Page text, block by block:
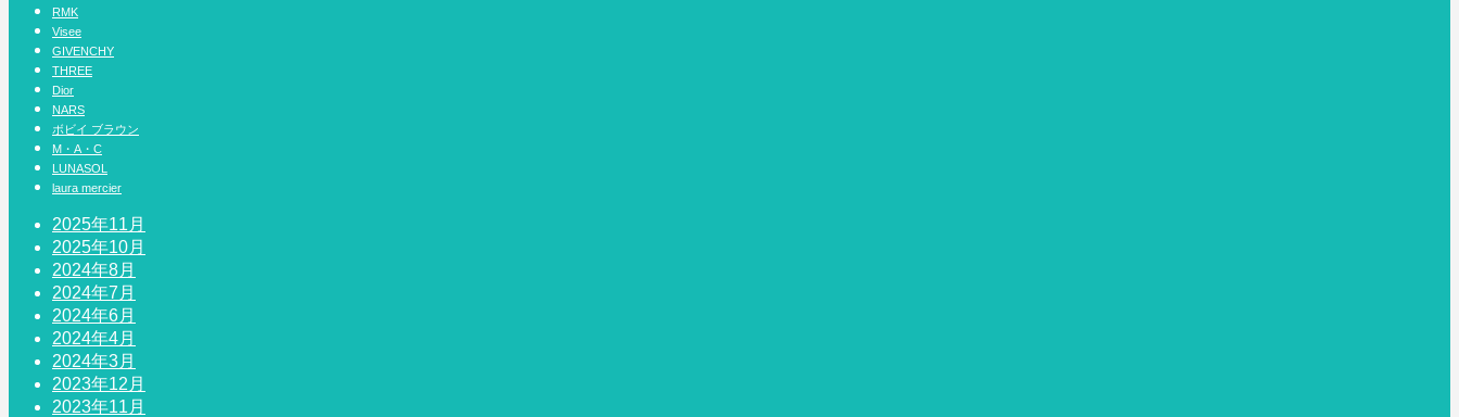
RMK
Visee
GIVENCHY
THREE
Dior
NARS
ボビイ ブラウン
M・A・C
LUNASOL
laura mercier
2025年11月
2025年10月
2024年8月
2024年7月
2024年6月
2024年4月
2024年3月
2023年12月
2023年11月